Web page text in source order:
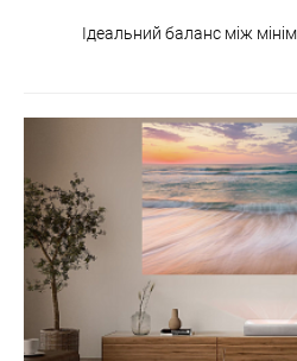
Ідеальний баланс між